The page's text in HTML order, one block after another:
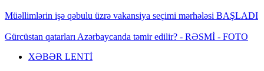
Müəllimlərin işə qəbulu üzrə vakansiya seçimi mərhələsi BAŞLADI
Gürcüstan qatarları Azərbaycanda təmir edilir? - RƏSMİ - FOTO
XƏBƏR LENTİ